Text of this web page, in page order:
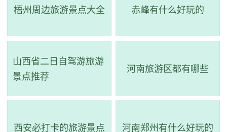
主体雕塑，以恐龙为主题。河源恐龙博物馆于2010年11
各种恐龙蛋化石、10多具大型恐龙骨架、恐龙足迹化
教育有不小的贡献。河源恐龙博物馆是一个集展览、科
梧州周边旅游景点大全 赤峰有什么好玩的
山西省二日自驾游旅游
景点推荐
河南旅游区都有哪些
西安必打卡的旅游景点 河南郑州有什么好玩的